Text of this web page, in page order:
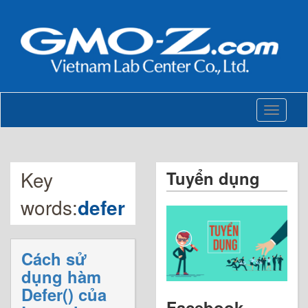
Toggle
Key
words:defer
Cách sử
dụng hàm
Defer() của
Tuyển dụng